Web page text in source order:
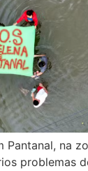
Pantanal, na
problemas